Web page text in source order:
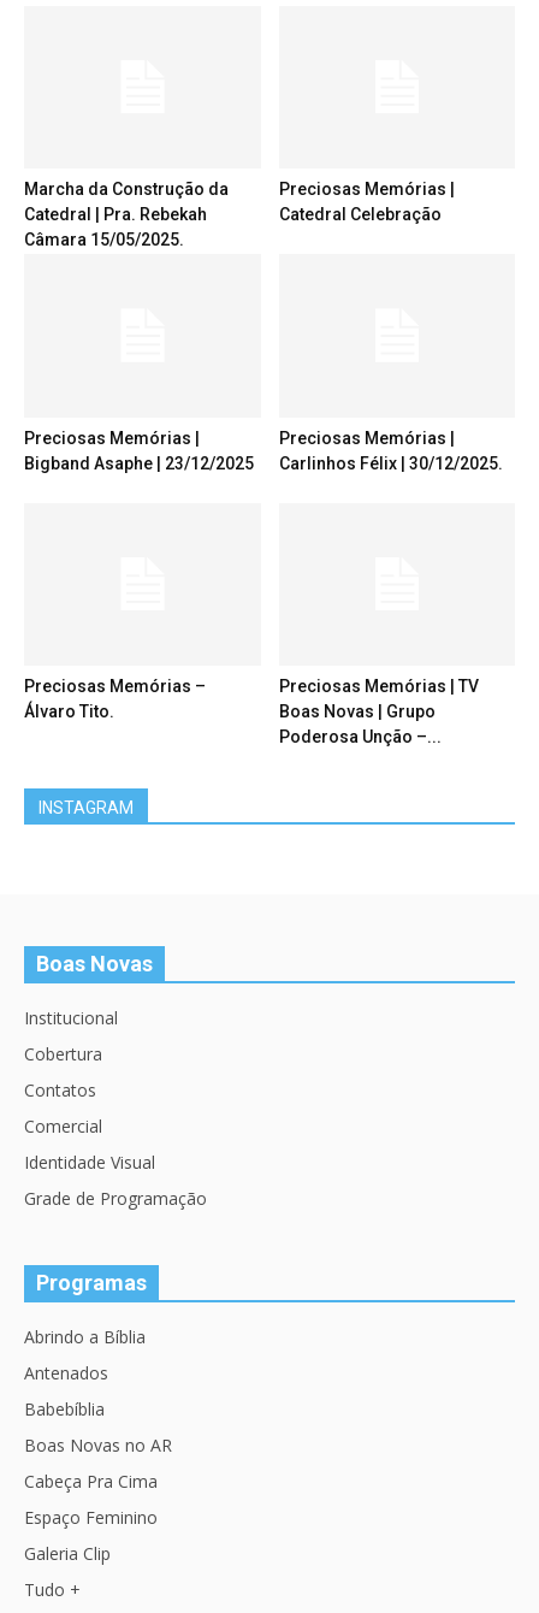
Marcha da Construção da
Catedral | Pra. Rebekah
Câmara 15/05/2025.
Preciosas Memórias |
Catedral Celebração
Preciosas Memórias |
Bigband Asaphe | 23/12/2025
Preciosas Memórias |
Carlinhos Félix | 30/12/2025.
Preciosas Memórias –
Álvaro Tito.
Preciosas Memórias | TV
Boas Novas | Grupo
Poderosa Unção –...
INSTAGRAM
Boas Novas
Institucional
Cobertura
Contatos
Comercial
Identidade Visual
Grade de Programação
Programas
Abrindo a Bíblia
Antenados
Babebíblia
Boas Novas no AR
Cabeça Pra Cima
Espaço Feminino
Galeria Clip
Tudo +